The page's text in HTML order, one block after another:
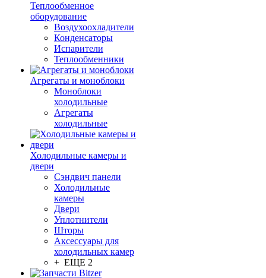
Теплообменное
оборудование
Воздухоохладители
Конденсаторы
Испарители
Теплообменники
Агрегаты и моноблоки
Моноблоки
холодильные
Агрегаты
холодильные
Холодильные камеры и
двери
Сэндвич панели
Холодильные
камеры
Двери
Уплотнители
Шторы
Аксессуары для
холодильных камер
+ ЕЩЕ 2